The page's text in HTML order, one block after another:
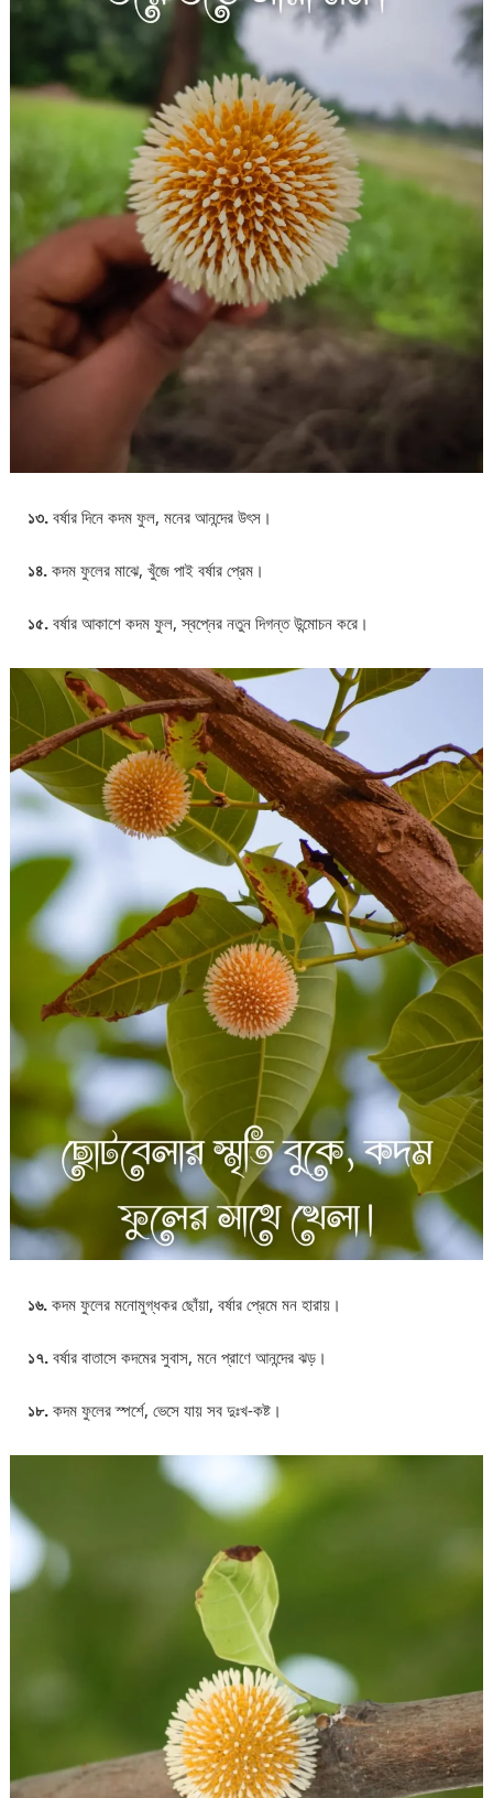
১৩. বর্ষার দিনে কদম ফুল, মনের আনন্দের উৎস।
১৪. কদম ফুলের মাঝে, খুঁজে পাই বর্ষার প্রেম।
১৫. বর্ষার আকাশে কদম ফুল, স্বপ্নের নতুন দিগন্ত উন্মোচন করে।
১৬. কদম ফুলের মনোমুগ্ধকর ছোঁয়া, বর্ষার প্রেমে মন হারায়।
১৭. বর্ষার বাতাসে কদমের সুবাস, মনে প্রাণে আনন্দের ঝড়।
১৮. কদম ফুলের স্পর্শে, ভেসে যায় সব দুঃখ-কষ্ট।